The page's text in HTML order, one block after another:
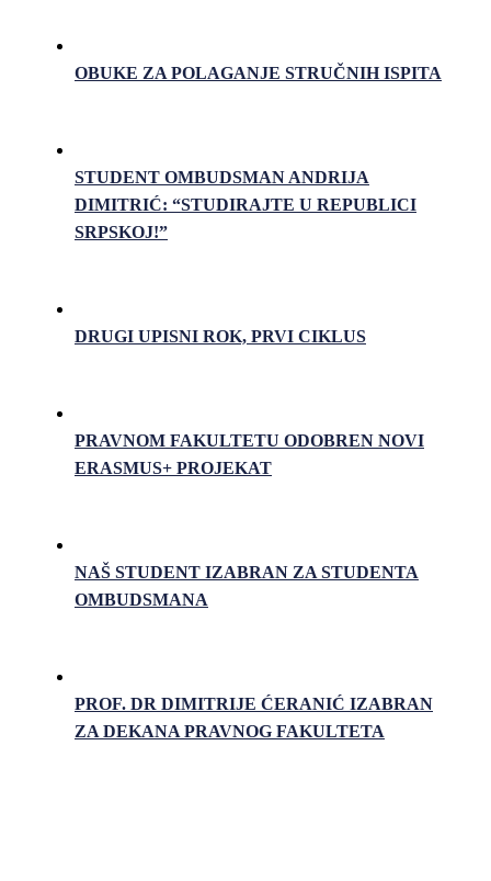
OBUKE ZA POLAGANJE STRUČNIH ISPITA
STUDENT OMBUDSMAN ANDRIJA
DIMITRIĆ: “STUDIRAJTE U REPUBLICI
SRPSKOJ!”
DRUGI UPISNI ROK, PRVI CIKLUS
PRAVNOM FAKULTETU ODOBREN NOVI
ERASMUS+ PROJEKAT
NAŠ STUDENT IZABRAN ZA STUDENTA
OMBUDSMANA
PROF. DR DIMITRIJE ĆERANIĆ IZABRAN
ZA DEKANA PRAVNOG FAKULTETA